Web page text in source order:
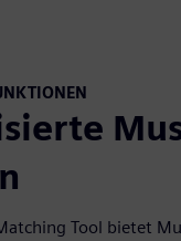
Tool bietet